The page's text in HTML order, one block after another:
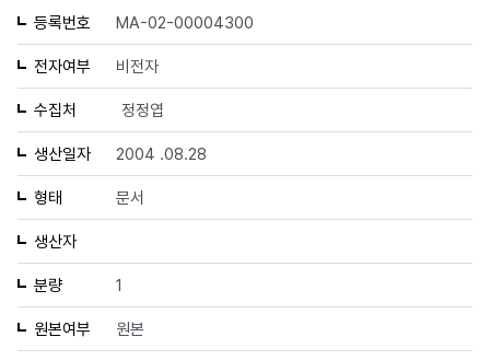
등록번호 MA-02-00004300
전자여부 비전자
수집처 정정엽
생산일자 2004 .08.28
형태 문서
생산자
분량 1
원본여부 원본